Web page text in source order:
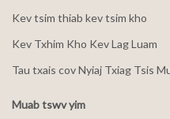
Kev tsim thiab kev tsim kho
Kev Txhim Kho Kev Lag Luam
Tau txais cov Nyiaj Txiag Tsis
Muab tswv yim